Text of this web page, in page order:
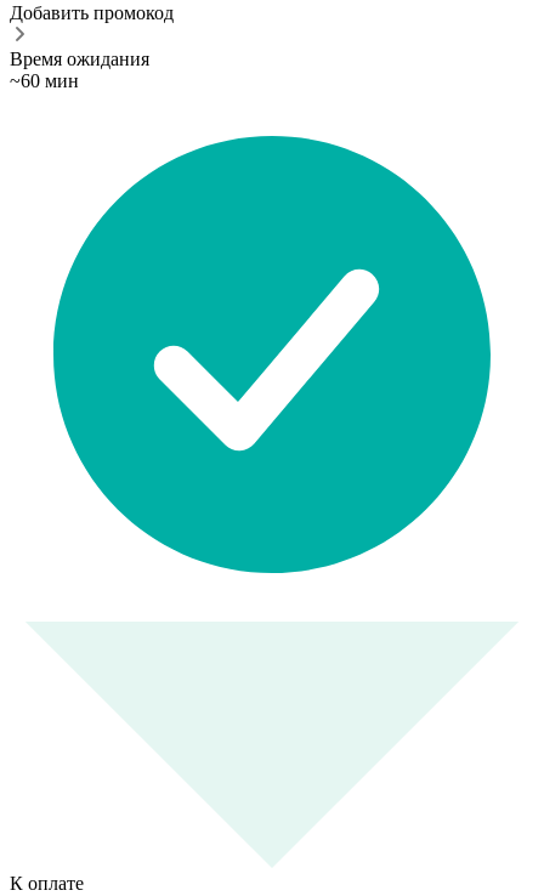
Добавить промокод
Время ожидания
~60 мин
К оплате